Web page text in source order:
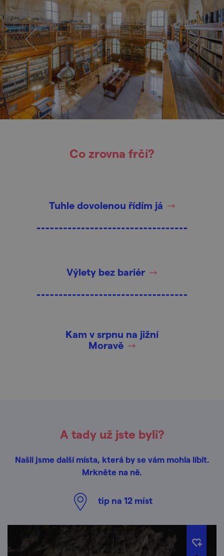
Co zrovna frčí?
Tuhle dovolenou řídím já
Výlety bez bariér
Kam v srpnu na jižní
Moravě
A tady už jste byli?
Našli jsme další místa, která by se vám mohla líbit.
Mrkněte na ně.
tip na 12 míst